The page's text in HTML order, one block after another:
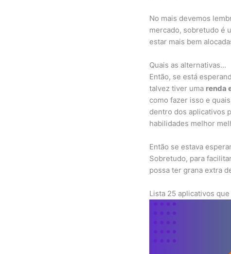
No mais devemos
mercado, sobretudo é
estar mais bem
Quais as alternativas…
Então, se está
talvez tiver uma renda
como fazer isso e
dentro dos aplicativos
habilidades melhor
Então se estava
Sobretudo, para
possa ter grana extra
Lista 25 aplicativos